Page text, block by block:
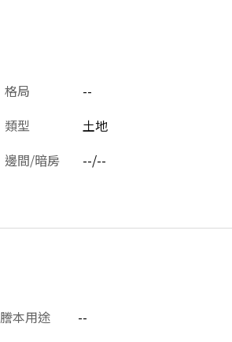
格局
--
類型
土地
邊間/暗房
--/--
謄本用途
--